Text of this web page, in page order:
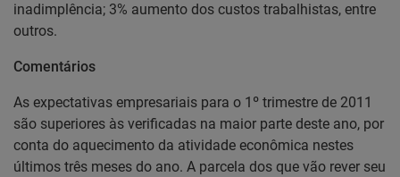
inadimplência; 3% aumento dos custos trabalhistas, entre
outros.
Comentários
As expectativas empresariais para o 1º trimestre de 2011
são superiores às verificadas na maior parte deste ano, por
conta do aquecimento da atividade econômica nestes
últimos três meses do ano. A parcela dos que vão rever seu